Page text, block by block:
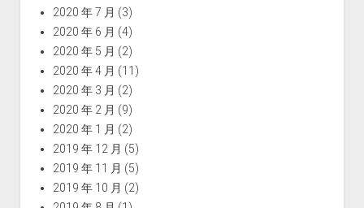
2020 年 7 月 (3)
2020 年 6 月 (4)
2020 年 5 月 (2)
2020 年 4 月 (11)
2020 年 3 月 (2)
2020 年 2 月 (9)
2020 年 1 月 (2)
2019 年 12 月 (5)
2019 年 11 月 (5)
2019 年 10 月 (2)